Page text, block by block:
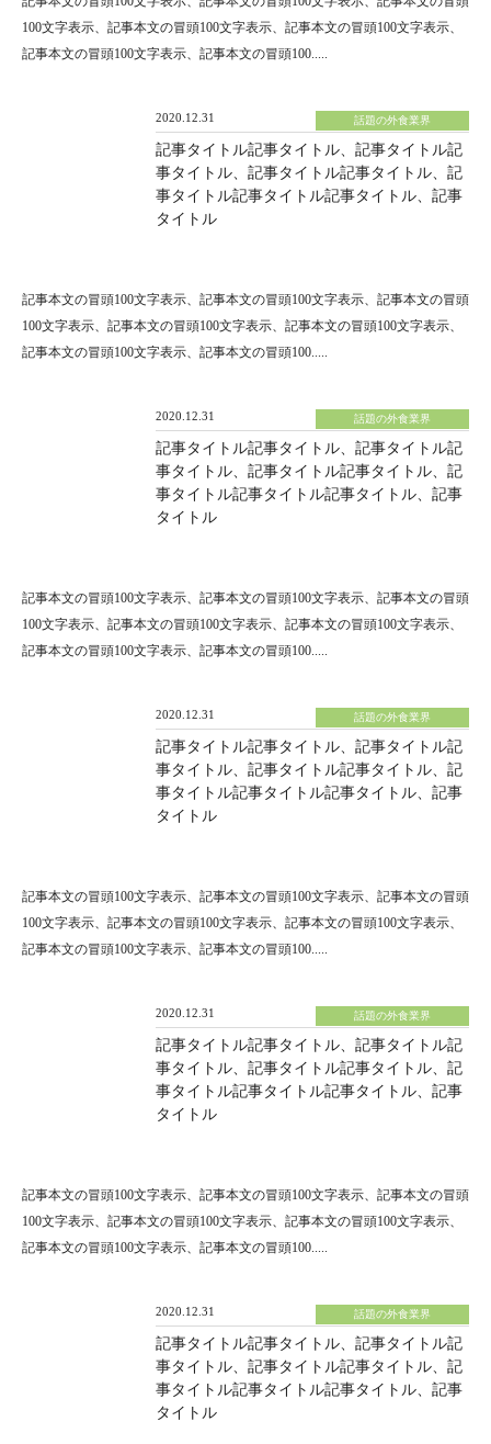
100文字表示、記事本文の冒頭100文字表示、記事本文の冒頭100文字表示、
記事本文の冒頭100文字表示、記事本文の冒頭100.....
2020.12.31 話題の外食業界
記事タイトル記事タイトル、記事タイトル記
事タイトル、記事タイトル記事タイトル、記
事タイトル記事タイトル記事タイトル、記事
タイトル
記事本文の冒頭100文字表示、記事本文の冒頭100文字表示、記事本文の冒頭
100文字表示、記事本文の冒頭100文字表示、記事本文の冒頭100文字表示、
記事本文の冒頭100文字表示、記事本文の冒頭100.....
2020.12.31 話題の外食業界
記事タイトル記事タイトル、記事タイトル記
事タイトル、記事タイトル記事タイトル、記
事タイトル記事タイトル記事タイトル、記事
タイトル
記事本文の冒頭100文字表示、記事本文の冒頭100文字表示、記事本文の冒頭
100文字表示、記事本文の冒頭100文字表示、記事本文の冒頭100文字表示、
記事本文の冒頭100文字表示、記事本文の冒頭100.....
2020.12.31 話題の外食業界
記事タイトル記事タイトル、記事タイトル記
事タイトル、記事タイトル記事タイトル、記
事タイトル記事タイトル記事タイトル、記事
タイトル
記事本文の冒頭100文字表示、記事本文の冒頭100文字表示、記事本文の冒頭
100文字表示、記事本文の冒頭100文字表示、記事本文の冒頭100文字表示、
記事本文の冒頭100文字表示、記事本文の冒頭100.....
2020.12.31 話題の外食業界
記事タイトル記事タイトル、記事タイトル記
事タイトル、記事タイトル記事タイトル、記
事タイトル記事タイトル記事タイトル、記事
タイトル
記事本文の冒頭100文字表示、記事本文の冒頭100文字表示、記事本文の冒頭
100文字表示、記事本文の冒頭100文字表示、記事本文の冒頭100文字表示、
記事本文の冒頭100文字表示、記事本文の冒頭100.....
2020.12.31 話題の外食業界
記事タイトル記事タイトル、記事タイトル記
事タイトル、記事タイトル記事タイトル、記
事タイトル記事タイトル記事タイトル、記事
タイトル